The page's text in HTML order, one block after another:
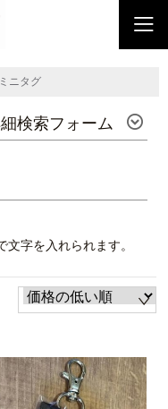
ミニタグ
検索フォーム
字を入れられます。